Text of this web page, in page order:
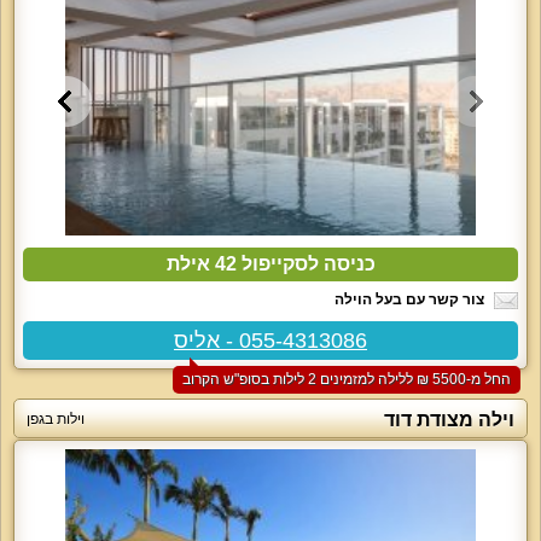
כניסה לסקייפול 42 אילת
צור קשר עם בעל הוילה
055-4313086 - אליס
החל מ-‏5500 ₪ ללילה למזמינים 2 לילות בסופ"ש הקרוב
וילה מצודת דוד וילות בגפן